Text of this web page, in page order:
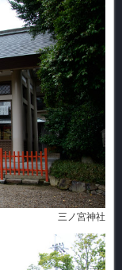
三ノ宮神社